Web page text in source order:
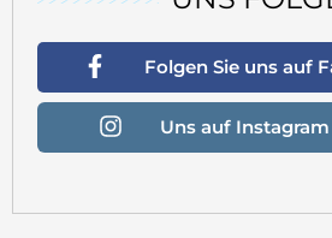
Folgen Sie uns auf
Uns auf